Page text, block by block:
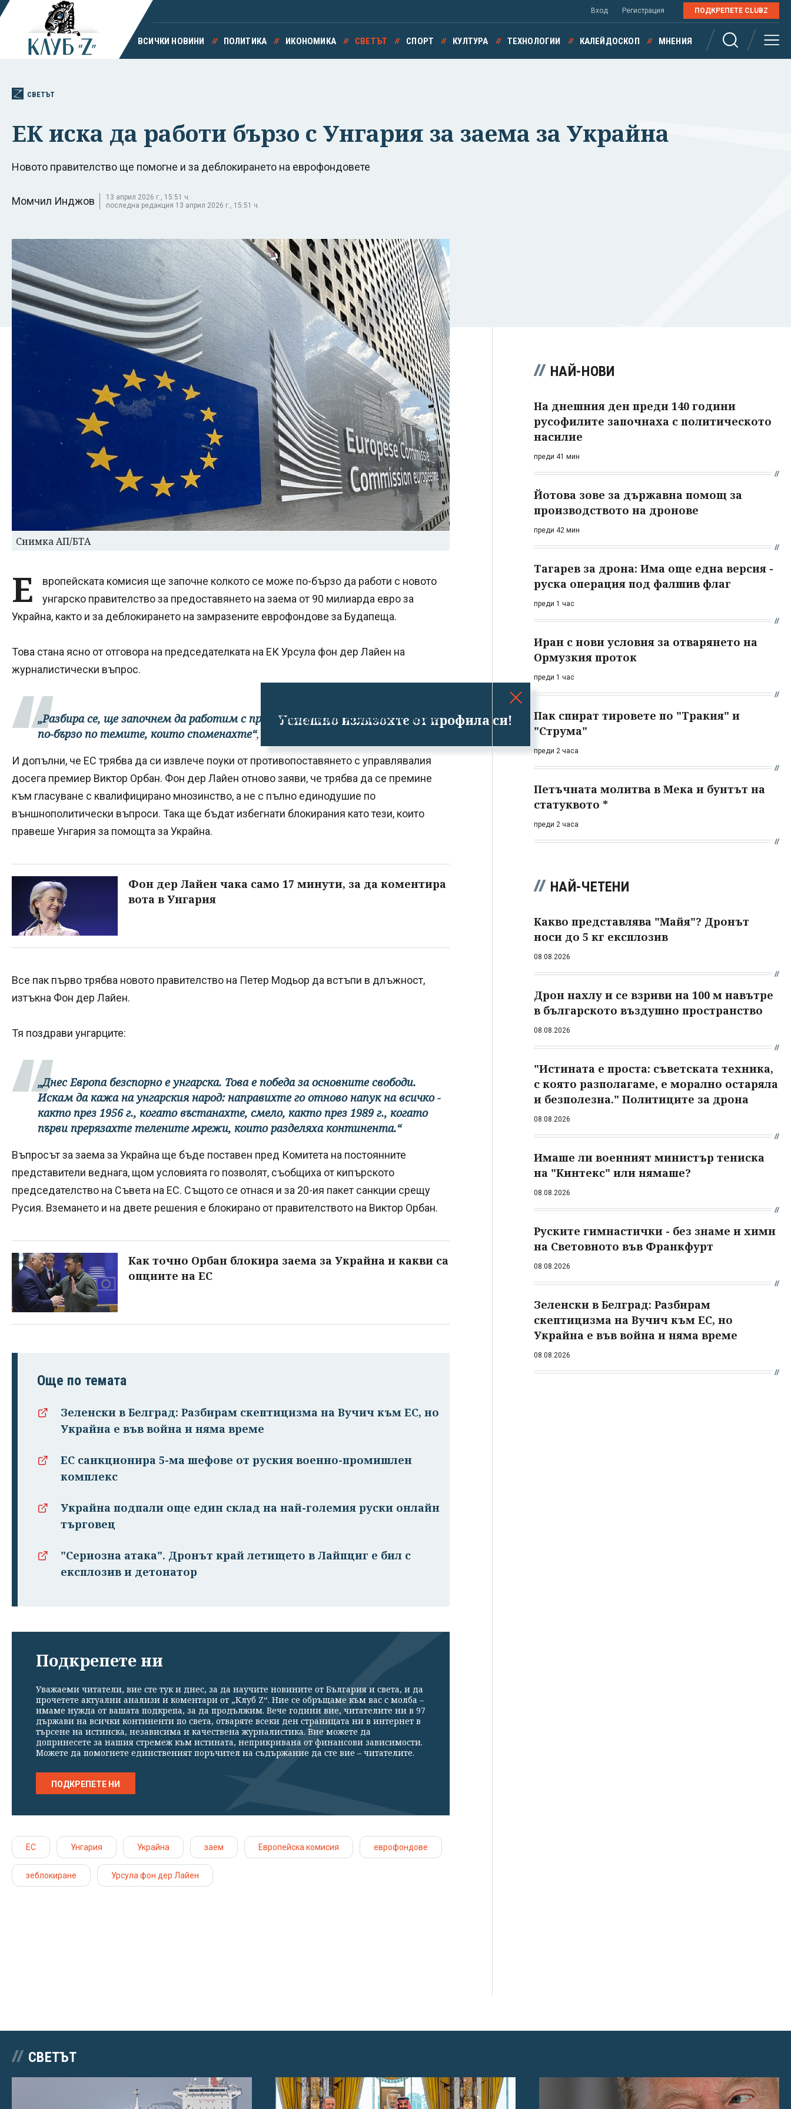
Успешно излязохте от профила си!
Вход Регистрация ПОДКРЕПЕТЕ CLUBZ
ВСИЧКИ НОВИНИ ПОЛИТИКА ИКОНОМИКА СВЕТЪТ СПОРТ КУЛТУРА ТЕХНОЛОГИИ КАЛЕЙДОСКОП МНЕНИЯ
СВЕТЪТ
ЕК иска да работи бързо с Унгария за заема за Украйна
Новото правителство ще помогне и за деблокирането на еврофондовете
Момчил Инджов
13 април 2026 г., 15:51 ч.
последна редакция 13 април 2026 г., 15:51 ч.
Снимка АП/БТА
Е
вропейската комисия ще започне колкото се може по-бързо да работи с новото
унгарско правителство за предоставянето на заема от 90 милиарда евро за
Украйна, както и за деблокирането на замразените еврофондове за Будапеща.
Това стана ясно от отговора на председателката на ЕК Урсула фон дер Лайен на
журналистически въпрос.
„Разбира се, ще започнем да работим с правителството колкото се може
по-бързо по темите, които споменахте“, отговори тя.
И допълни, че ЕС трябва да си извлече поуки от противопоставянето с управлявалия
досега премиер Виктор Орбан. Фон дер Лайен отново заяви, че трябва да се премине
към гласуване с квалифицирано мнозинство, а не с пълно единодушие по
външнополитически въпроси. Така ще бъдат избегнати блокирания като тези, които
правеше Унгария за помощта за Украйна.
Фон дер Лайен чака само 17 минути, за да коментира
вота в Унгария
Все пак първо трябва новото правителство на Петер Модьор да встъпи в длъжност,
изтъкна Фон дер Лайен.
Тя поздрави унгарците:
„Днес Европа безспорно е унгарска. Това е победа за основните свободи.
Искам да кажа на унгарския народ: направихте го отново напук на всичко -
както през 1956 г., когато въстанахте, смело, както през 1989 г., когато
първи прерязахте телените мрежи, които разделяха континента.“
Въпросът за заема за Украйна ще бъде поставен пред Комитета на постоянните
представители веднага, щом условията го позволят, съобщиха от кипърското
председателство на Съвета на ЕС. Същото се отнася и за 20-ия пакет санкции срещу
Русия. Вземането и на двете решения е блокирано от правителството на Виктор Орбан.
Как точно Орбан блокира заема за Украйна и какви са
опциите на ЕС
Още по темата
Зеленски в Белград: Разбирам скептицизма на Вучич към ЕС, но
Украйна е във война и няма време
ЕС санкционира 5-ма шефове от руския военно-промишлен
комплекс
Украйна подпали още един склад на най-големия руски онлайн
търговец
"Сериозна атака". Дронът край летището в Лайпциг е бил с
експлозив и детонатор
Подкрепете ни
Уважаеми читатели, вие сте тук и днес, за да научите новините от България и света, и да
прочетете актуални анализи и коментари от „Клуб Z“. Ние се обръщаме към вас с молба –
имаме нужда от вашата подкрепа, за да продължим. Вече години вие, читателите ни в 97
държави на всички континенти по света, отваряте всеки ден страницата ни в интернет в
търсене на истинска, независима и качествена журналистика. Вие можете да
допринесете за нашия стремеж към истината, неприкривана от финансови зависимости.
Можете да помогнете единственият поръчител на съдържание да сте вие – читателите.
ПОДКРЕПЕТЕ НИ
ЕС Унгария Украйна заем Европейска комисия еврофондове
зеблокиране Урсула фон дер Лайен
НАЙ-НОВИ
На днешния ден преди 140 години
русофилите започнаха с политическото
насилие
преди 41 мин
Йотова зове за държавна помощ за
производството на дронове
преди 42 мин
Тагарев за дрона: Има още една версия -
руска операция под фалшив флаг
преди 1 час
Иран с нови условия за отварянето на
Ормузкия проток
преди 1 час
Пак спират тировете по "Тракия" и
"Струма"
преди 2 часа
Петъчната молитва в Мека и бунтът на
статуквото *
преди 2 часа
НАЙ-ЧЕТЕНИ
Какво представлява "Майя"? Дронът
носи до 5 кг експлозив
08.08.2026
Дрон нахлу и се взриви на 100 м навътре
в българското въздушно пространство
08.08.2026
"Истината е проста: съветската техника,
с която разполагаме, е морално остаряла
и безполезна." Политиците за дрона
08.08.2026
Имаше ли военният министър тениска
на "Кинтекс" или нямаше?
08.08.2026
Руските гимнастички - без знаме и химн
на Световното във Франкфурт
08.08.2026
Зеленски в Белград: Разбирам
скептицизма на Вучич към ЕС, но
Украйна е във война и няма време
08.08.2026
СВЕТЪТ